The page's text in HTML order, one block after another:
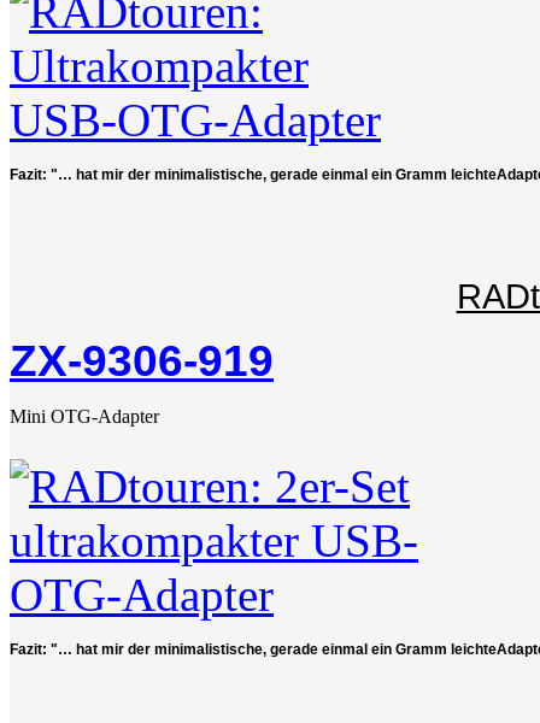
Fazit: "… hat mir der minimalistische, gerade einmal ein Gramm
ZX-9306-919
Mini OTG-Adapter
Fazit: "… hat mir der minimalistische, gerade einmal ein Gramm